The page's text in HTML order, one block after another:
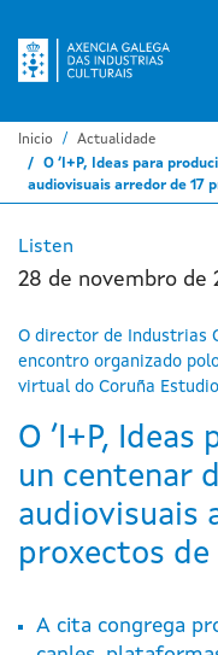
Inicio
Actualidade
O ‘I+P, Ideas para
audiovisuais arredor de 17
Listen
28 de novembro de
O director de Industrias
encontro organizado
virtual do Coruña
O ‘I+P,
un centenar
audiovisuais
proxectos
A cita congrega